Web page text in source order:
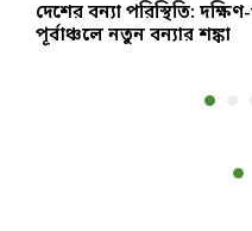
দেশের বন্যা পরিস্থিতি:
পূর্বাঞ্চলে নতুন বন্যার শঙ্কা